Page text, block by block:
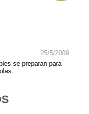
25/5/2009
se preparan para